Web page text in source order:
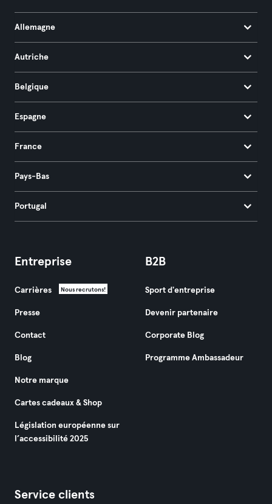
Allemagne
Autriche
Belgique
Espagne
France
Pays-Bas
Portugal
Entreprise
Carrières Nous recrutons!
Presse
Contact
Blog
Notre marque
Cartes cadeaux & Shop
Législation européenne sur
l’accessibilité 2025
B2B
Sport d'entreprise
Devenir partenaire
Corporate Blog
Programme Ambassadeur
Service clients